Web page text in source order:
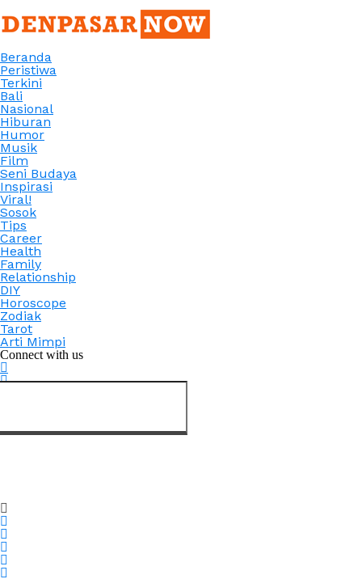
Beranda
Peristiwa
Terkini
Bali
Nasional
Hiburan
Humor
Musik
Film
Seni Budaya
Inspirasi
Viral!
Sosok
Tips
Career
Health
Family
Relationship
DIY
Horoscope
Zodiak
Tarot
Arti Mimpi
Connect with us